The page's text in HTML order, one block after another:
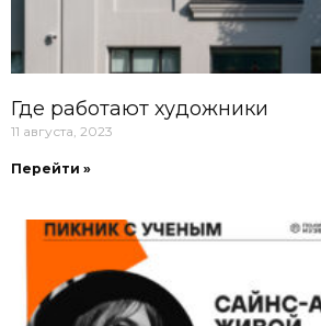
Где работают художники
11 августа, 2023
Перейти »